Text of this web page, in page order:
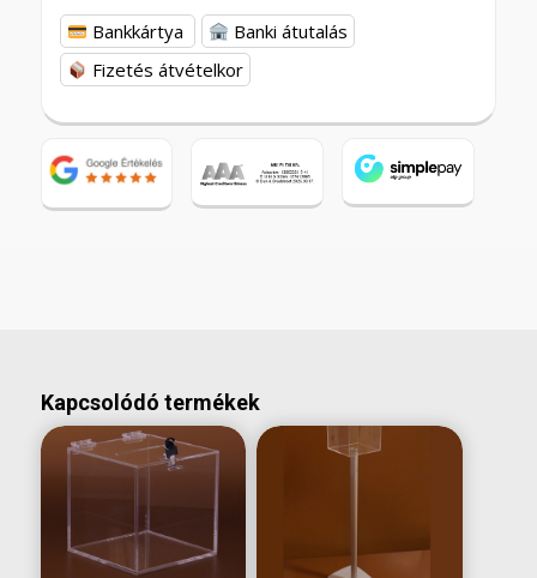
Bankkártya
Banki átutalás
Fizetés átvételkor
Kapcsolódó termékek